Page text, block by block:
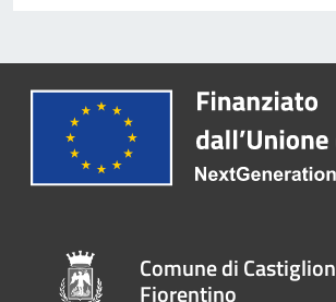
Comune di Castiglion
Fiorentino